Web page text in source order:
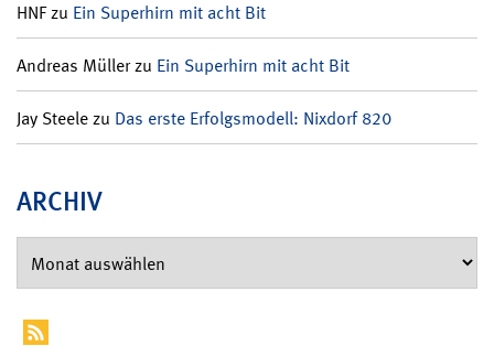
HNFzu Ein Superhirn mit acht Bit
Andreas Müllerzu Ein Superhirn mit acht Bit
Jay Steelezu Das erste Erfolgsmodell: Nixdorf 820
ARCHIV